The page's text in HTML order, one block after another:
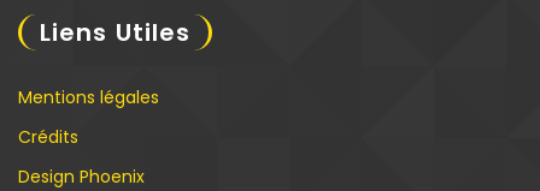
Liens Utiles
Mentions légales
Crédits
Design Phoenix